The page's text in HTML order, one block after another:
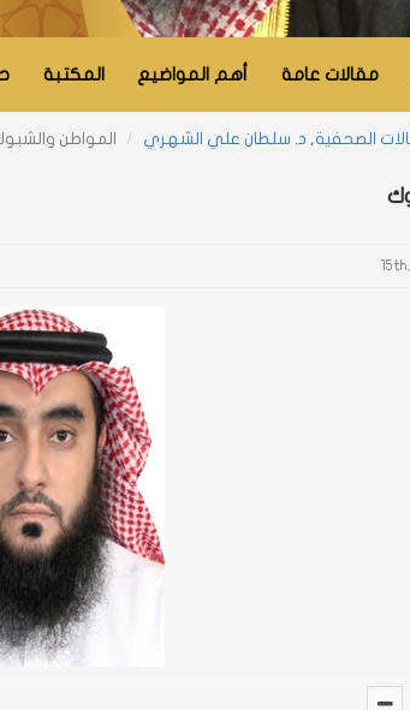
مقالات عامة أهم المواضيع المكتبة
الصحفية, د. سلطان علي الشهري المواطن